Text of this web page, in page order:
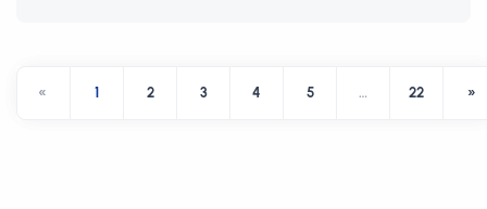
« 1 2 3 4 5 … 22 »